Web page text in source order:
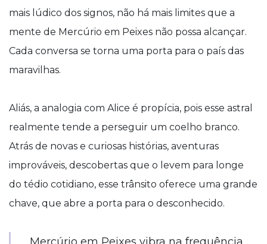
mais lúdico dos signos, não há mais limites que a
mente de Mercúrio em Peixes não possa alcançar.
Cada conversa se torna uma porta para o país das
maravilhas.
Aliás, a analogia com Alice é propícia, pois esse astral
realmente tende a perseguir um coelho branco.
Atrás de novas e curiosas histórias, aventuras
improváveis, descobertas que o levem para longe
do tédio cotidiano, esse trânsito oferece uma grande
chave, que abre a porta para o desconhecido.